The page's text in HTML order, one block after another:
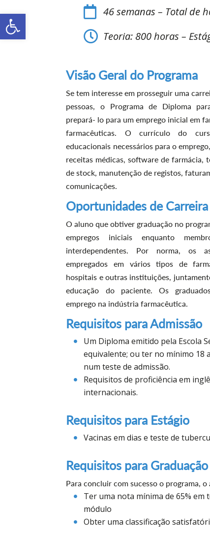
Open toolbar
46 semanas – Total de
Teoria: 800 horas –
Visão Geral do Programa
Se tem interesse em prosseguir uma
pessoas, o Programa de Diploma
prepará- lo para um emprego inicial em
farmacêuticas. O currículo do
educacionais necessários para o
receitas médicas, software de farmácia,
de stock, manutenção de registos,
comunicações.
Oportunidades de Carreira
O aluno que obtiver graduação no
empregos iniciais enquanto
interdependentes. Por norma, os
empregados em vários tipos de
hospitais e outras instituições,
educação do paciente. Os
emprego na indústria farmacêutica.
Requisitos para Admissão
Um Diploma emitido pela Escola
equivalente; ou ter no mínimo 18
num teste de admissão.
Requisitos de proficiência em
internacionais.
Requisitos para Estágio
Vacinas em dias e teste de
Requisitos para Graduação
Para concluir com sucesso o programa, o
Ter uma nota mínima de 65% em
módulo
Obter uma classificação